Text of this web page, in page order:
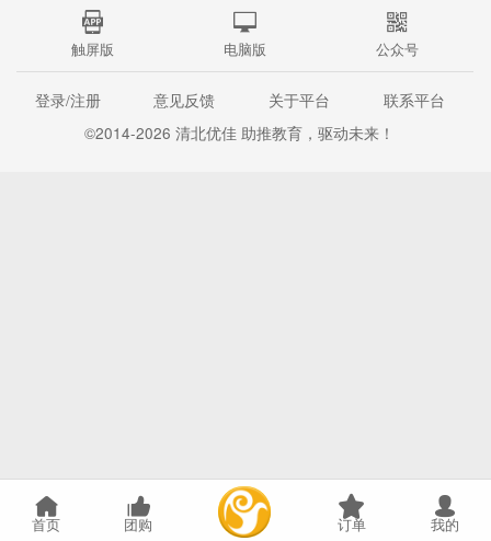
触屏版 电脑版 公众号
登录/注册 意见反馈 关于平台
联系平台
©2014-2026 清北优佳 助推教育，驱动未来！
首页 团购 订单 我的